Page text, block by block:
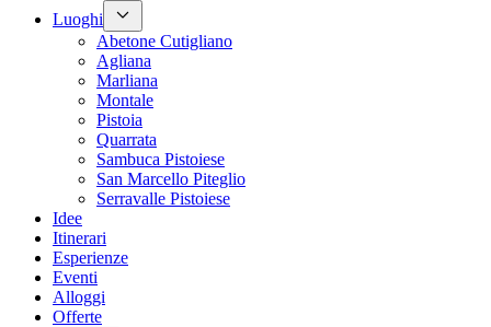
Luoghi
Abetone Cutigliano
Agliana
Marliana
Montale
Pistoia
Quarrata
Sambuca Pistoiese
San Marcello Piteglio
Serravalle Pistoiese
Idee
Itinerari
Esperienze
Eventi
Alloggi
Offerte